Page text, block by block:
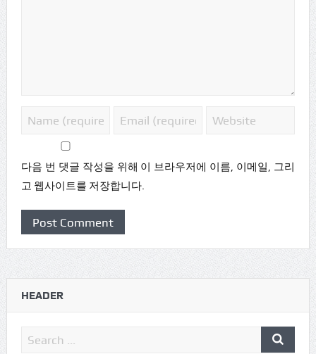
다음 번 댓글 작성을 위해 이 브라우저에 이름, 이메일, 그리
고 웹사이트를 저장합니다.
HEADER